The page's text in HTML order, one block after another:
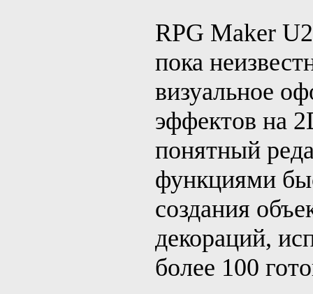
RPG Maker
пока
визуальное
эффектов на
понятный
функциями
создания
декораций,
более 100